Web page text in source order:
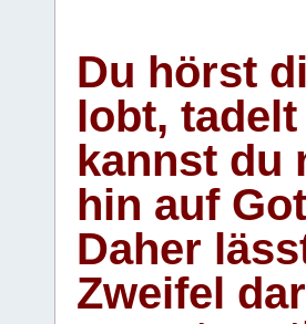
Du hörst
lobt,
kannst du
hin auf
Daher
Zweifel